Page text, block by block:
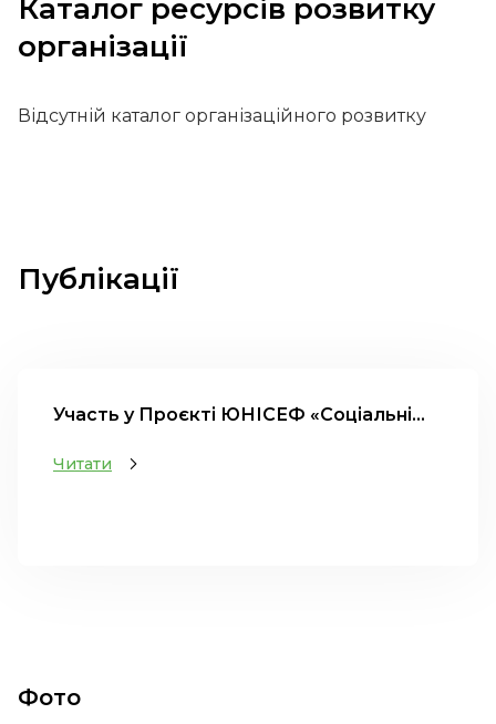
Каталог ресурсів розвитку
організації
Відсутній каталог організаційного розвитку
Публікації
Участь у Проєкті ЮНІСЕФ «Соціальні...
Читати
Фото